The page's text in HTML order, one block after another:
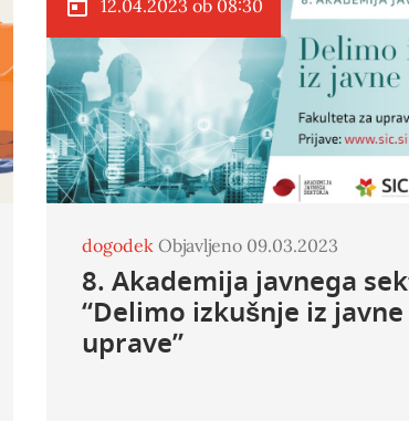
12.04.2023 ob 08:30
dogodek Objavljeno 09.03.2023
8. Akademija javnega
“Delimo izkušnje iz javne
uprave”